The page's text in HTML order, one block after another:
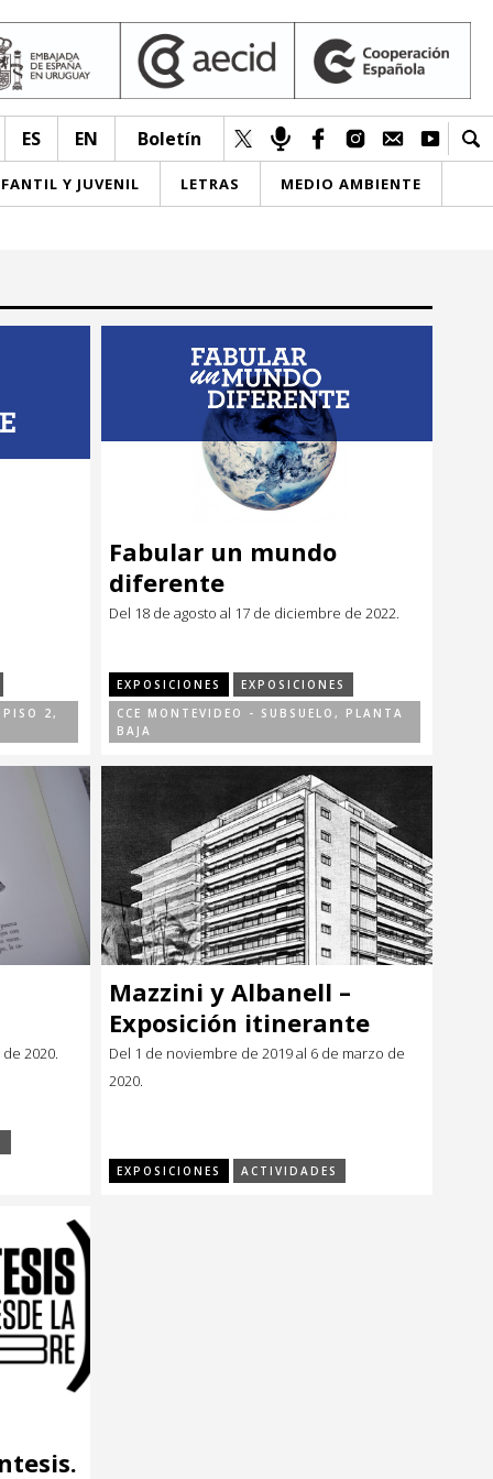
ES EN Boletín
Y JUVENIL LETRAS MEDIO AMBIENTE
PISO 2,
Fabular un mundo
diferente
Del 18 de agosto al 17 de diciembre de 2022.
EXPOSICIONES
EXPOSICIONES
CCE MONTEVIDEO - SUBSUELO, PLANTA
BAJA
2020.
Mazzini y Albanell –
Exposición itinerante
Del 1 de noviembre de 2019 al 6 de marzo de
2020.
EXPOSICIONES ACTIVIDADES